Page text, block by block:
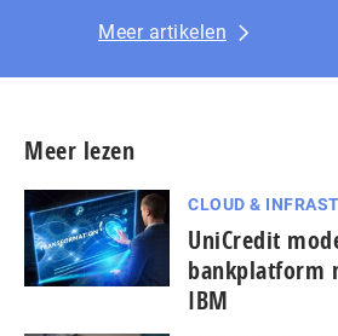
Meer artikelen
Meer lezen
CLOUD &
UniCredit
bankplatform
IBM